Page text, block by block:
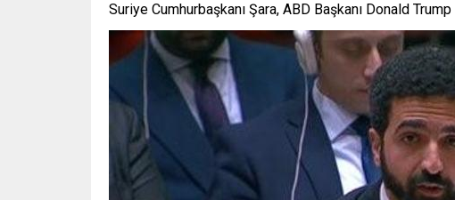
Suriye Cumhurbaşkanı Şara, ABD Başkanı Donald